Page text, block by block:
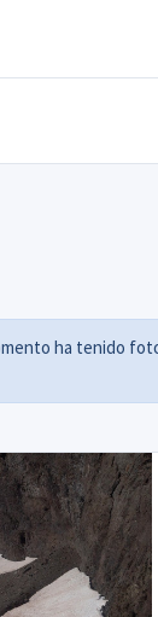
ha tenido